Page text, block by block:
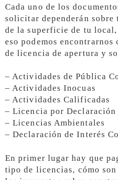
Cada uno de los
solicitar dependerán
de la superficie de tu
eso podemos
de licencia de apertura y
– Actividades de Pública
– Actividades Inocuas
– Actividades Calificadas
– Licencia por Declaración
– Licencias Ambientales
– Declaración de Interés
En primer lugar hay que
tipo de licencias, cómo